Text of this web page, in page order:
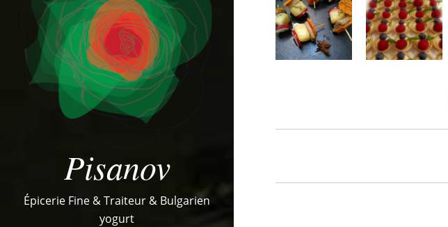
Pisanov
Épicerie Fine & Traiteur & Bulgarien
yogurt